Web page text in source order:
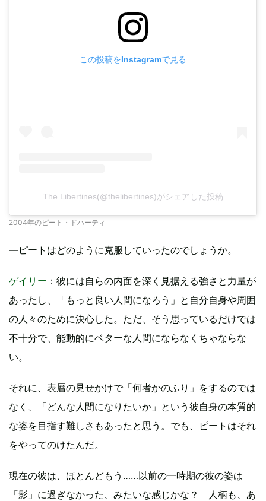
この投稿をInstagramで見る
The Libertines(@thelibertines)がシェアした投稿
2004年のピート・ドハーティ
―ピートはどのように克服していったのでしょうか。
ゲイリー ：彼には自らの内面を深く見据える強さと力量が
あったし、「もっと良い人間になろう」と自分自身や周囲
の人々のために決心した。ただ、そう思っているだけでは
不十分で、能動的にベターな人間にならなくちゃならな
い。
それに、表層の見せかけで「何者かのふり」をするのでは
なく、「どんな人間になりたいか」という彼自身の本質的
な姿を目指す難しさもあったと思う。でも、ピートはそれ
をやってのけたんだ。
現在の彼は、ほとんどもう……以前の一時期の彼の姿は
「影」に過ぎなかった、みたいな感じかな？ 人柄も、あ